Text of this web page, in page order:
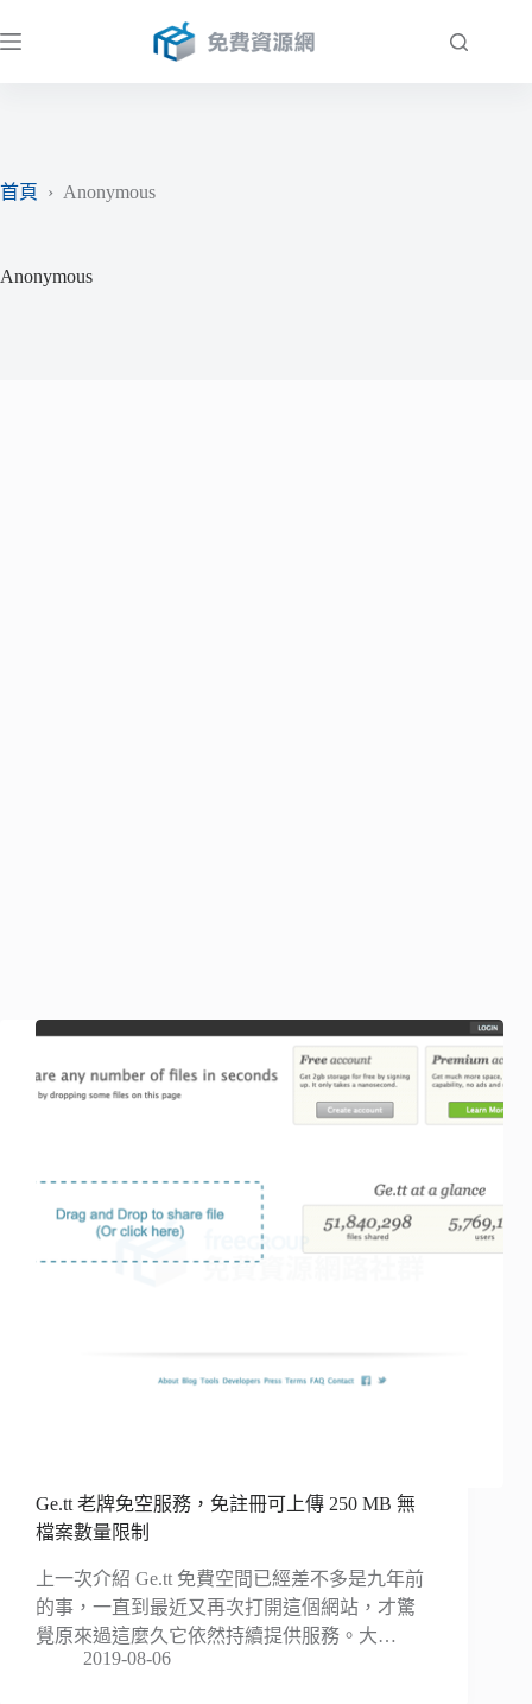
至
首頁
› Anonymous
Anonymous
Ge.tt 老牌免空服務，免註冊可上傳 250 MB 無
檔案數量限制
上一次介紹 Ge.tt 免費空間已經差不多是九年前
的事，一直到最近又再次打開這個網站，才驚
覺原來過這麼久它依然持續提供服務。大…
2019-08-06